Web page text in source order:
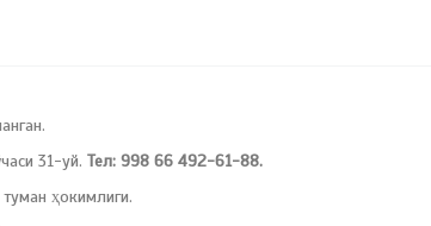
31-уй. Тел: 998 66 492-61-88.
ҳокимлиги.